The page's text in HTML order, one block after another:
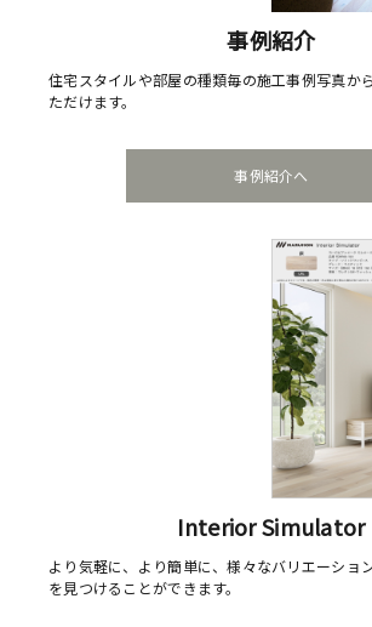
事例紹介
住宅スタイルや部屋の種類毎の施工事例写真か
ただけます。
事例紹介へ
Interior Simulator
より気軽に、より簡単に、様々なバリエーショ
を見つけることができます。